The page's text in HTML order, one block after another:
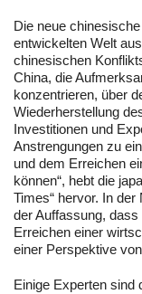
Die neue
entwickelten Welt
chinesischen
China, die
konzentrieren, über
Wiederherstellung
Investitionen und
Anstrengungen zu
und dem Erreichen
können“, hebt die
Times“ hervor. In
der Auffassung,
Erreichen einer
einer Perspektive
Einige Experten sind